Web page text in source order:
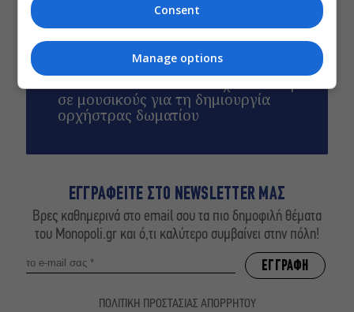
Artist Unknown – Η Ήβη ήταν εδώ:
Η συγκλονιστική ιστορία της
ζωγράφου Ήβης Στάγκαλη στο
Δημοτικό Θέατρο Πειραιά
σε μουσικούς για τη δημιουργία
ορχήστρας δωματίου
ΕΓΓΡΑΦΕΙΤΕ ΣΤΟ NEWSLETTER ΜΑΣ
Βρες καθημερινά στο email σου τα πιο δημοφιλή θέματα
του Monopoli.gr και ό,τι καλύτερο συμβαίνει στην πόλη!
ΠΟΛΙΤΙΚΗ ΠΡΟΣΤΑΣΙΑΣ ΑΠΟΡΡΗΤΟΥ
Consent
Manage options